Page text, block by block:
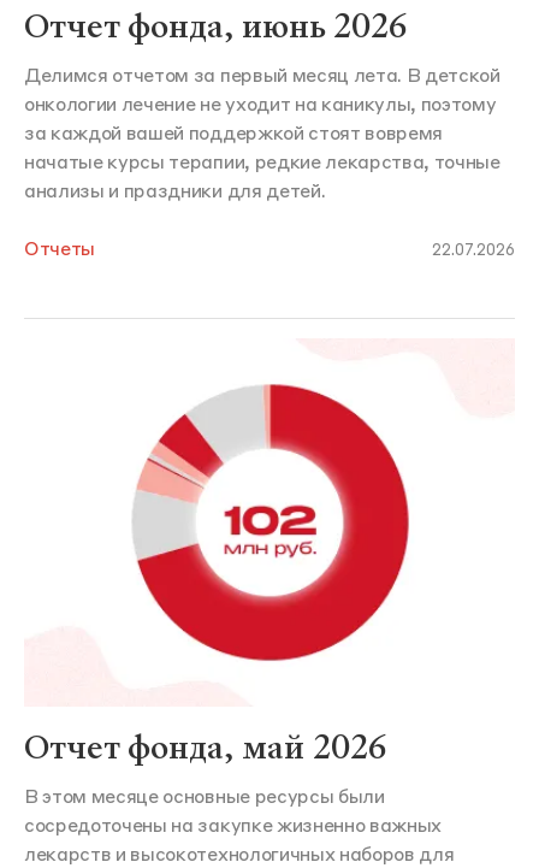
Отчет фонда, июнь 2026
Делимся отчетом за первый месяц лета. В детской
онкологии лечение не уходит на каникулы, поэтому
за каждой вашей поддержкой стоят вовремя
начатые курсы терапии, редкие лекарства, точные
анализы и праздники для детей.
Отчеты 22.07.2026
Отчет фонда, май 2026
В этом месяце основные ресурсы были
сосредоточены на закупке жизненно важных
лекарств и высокотехнологичных наборов для